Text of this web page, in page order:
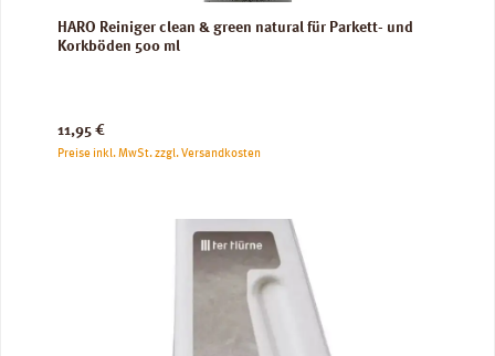
HARO Reiniger clean & green natural für Parkett- und
Korkböden 500 ml
Regulärer Preis:
11,95 €
Preise inkl. MwSt. zzgl. Versandkosten